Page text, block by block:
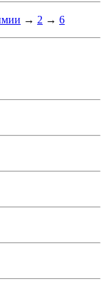
→ 2 → 6